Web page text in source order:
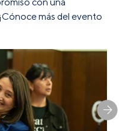
más del evento